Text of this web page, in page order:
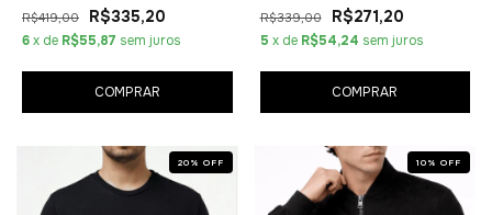
R$419,00 R$335,20
6x de R$55,87 sem juros
COMPRAR
R$339,00 R$271,20
5 x de R$54,24 sem juros
COMPRAR
20 % OFF 10 % OFF